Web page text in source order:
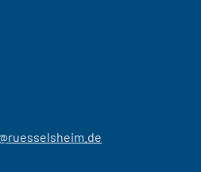
ruesselsheim de